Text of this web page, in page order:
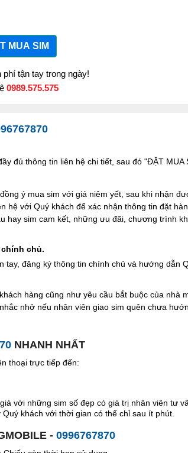
MUA SIM
tận tay trong ngày!
0989.575.575
đủ thông tin liên hệ chi tiết, sau đó "ĐẶT MUA
ý mua sim với giá niêm yết, sau khi nhận
hệ với Quý khách để xác nhận thông tin đặt
hay sim cam kết, những ưu đãi, chương trình
chủ.
tay, đăng ký thông tin chính chủ và hướng dẫn
hàng cũng như yêu cầu bắt buộc của nhà
nhở nếu nhân viên giao sim quên chưa
NHANH NHẤT
thoại trực tiếp đến:
với những sim số đẹp có giá trị nhân viên tư
khách với thời gian có thể chỉ sau ít phút.
- 0996767870